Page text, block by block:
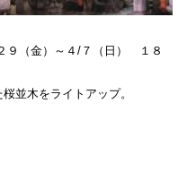
９（金）～４/７（日） １８
並木をライトアップ。